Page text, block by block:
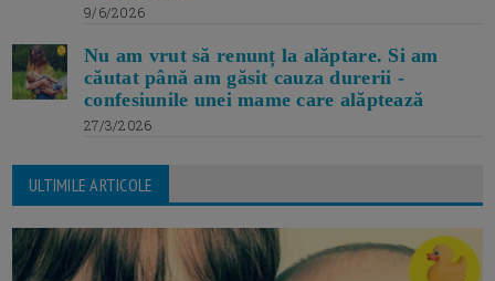
9/6/2026
Nu am vrut să renunț la alăptare. Si am
căutat până am găsit cauza durerii -
confesiunile unei mame care alăptează
27/3/2026
ULTIMILE ARTICOLE